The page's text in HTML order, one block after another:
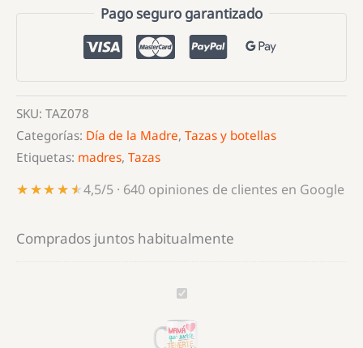
que
cantidad
Pago seguro garantizado
SKU: TAZ078
Categorías: Día de la Madre, Tazas y botellas
Etiquetas: madres, Tazas
★★★★★
★★★★★4,5/5 · 640 opiniones de clientes en Google
Comprados juntos habitualmente
Taza
Mamá
que